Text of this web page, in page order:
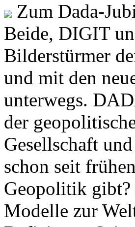
Zum Dada-
Beide, DIGIT
Bilderstürmer
und mit den
unterwegs.
der
Gesellschaft
schon seit
Geopolitik gibt?
Modelle zur